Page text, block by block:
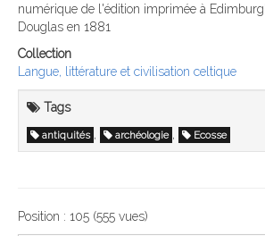
numérique de l'édition imprimée à
Douglas en 1881
Collection
Langue, littérature et civilisation celtique
Tags
antiquités , archéologie , Ecosse
Position : 105 (555 vues)